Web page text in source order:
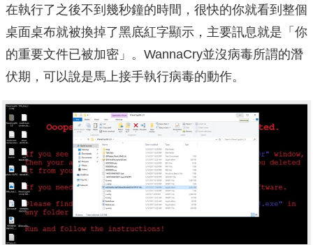
在執行了之後不到幾秒鐘的時間，很快的你就看到整個
桌面桌布就被換掉了黑底紅字顯示，主要訊息就是「你
的重要文件已被加密」。WannaCry並沒病毒所謂的潛
伏期，可以說是馬上接手執行病毒的動作。